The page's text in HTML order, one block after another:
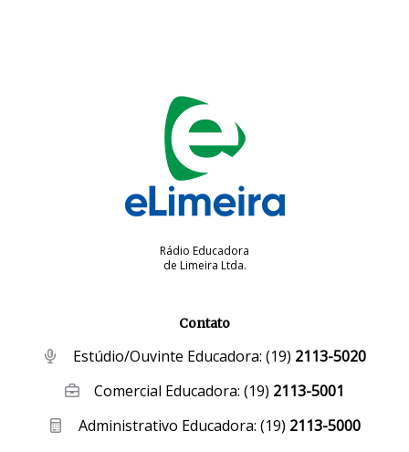
Rádio Educadora
de Limeira Ltda.
Contato
Estúdio/Ouvinte Educadora: (19) 2113-5020
Comercial Educadora:(19) 2113-5001
Administrativo Educadora: (19) 2113-5000